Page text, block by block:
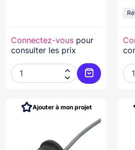
Connectez-vous pour
consulter les prix


Ajouter au
Ajouter à mon projet